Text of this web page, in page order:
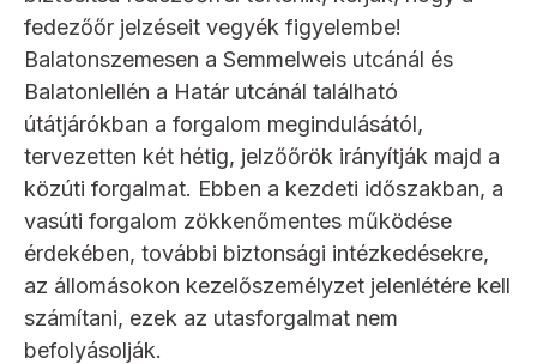
fedezőőr jelzéseit vegyék figyelembe!
Balatonszemesen a Semmelweis utcánál és
Balatonlellén a Határ utcánál található
útátjárókban a forgalom megindulásától,
tervezetten két hétig, jelzőőrök irányítják majd a
közúti forgalmat. Ebben a kezdeti időszakban, a
vasúti forgalom zökkenőmentes működése
érdekében, további biztonsági intézkedésekre,
az állomásokon kezelőszemélyzet jelenlétére kell
számítani, ezek az utasforgalmat nem
befolyásolják.